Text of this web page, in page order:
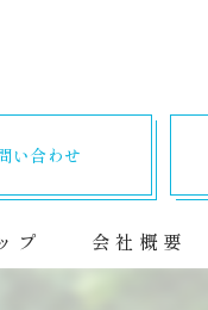
い合わせ
プ 会社概要